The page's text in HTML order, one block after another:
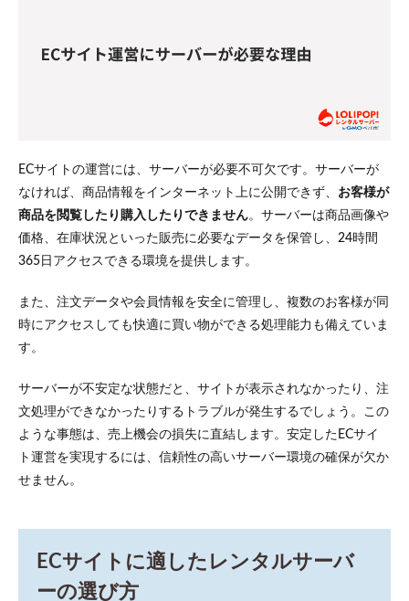
適し
方
2.1
サー
バー
働率
定性
2.2
を左
右す
る処
理能
2.3
ティ
の充
ECサイトの運営には、サーバーが必要不可欠です。サーバーが
なければ、商品情報をインターネット上に公開できず、 お客様が
商品を閲覧したり購入したりできません。サーバーは商品画像や
価格、在庫状況といった販売に必要なデータを保管し、24時間
365日アクセスできる環境を提供します。
また、注文データや会員情報を安全に管理し、複数のお客様が同
時にアクセスしても快適に買い物ができる処理能力も備えていま
す。
サーバーが不安定な状態だと、サイトが表示されなかったり、注
文処理ができなかったりするトラブルが発生するでしょう。この
ような事態は、売上機会の損失に直結します。安定したECサイ
ト運営を実現するには、信頼性の高いサーバー環境の確保が欠か
せません。
ECサイトに適したレンタルサーバ
ーの選び方